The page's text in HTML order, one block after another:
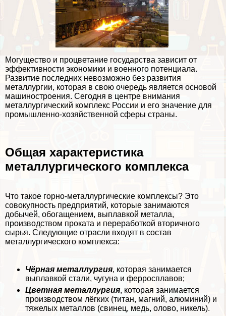
Могущество и процветание государства зависит от
эффективности экономики и военного потенциала.
Развитие последних невозможно без развития
металлургии, которая в свою очередь является основой
машиностроения. Сегодня в центре внимания
металлургический комплекс России и его значение для
промышленно-хозяйственной сферы страны.
Общая хаpaктеристика
металлургического комплекса
Что такое горно-металлургические комплексы? Это
совокупность предприятий, которые занимаются
добычей, обогащением, выплавкой металла,
производством проката и переработкой вторичного
сырья. Следующие отрасли входят в состав
металлургического комплекса:
Чёрная металлургия, которая занимается
выплавкой стали, чугуна и ферросплавов;
Цветная металлургия, которая занимается
производством лёгких (титан, магний, алюминий) и
тяжелых металлов (свинец, медь, олово, никель).